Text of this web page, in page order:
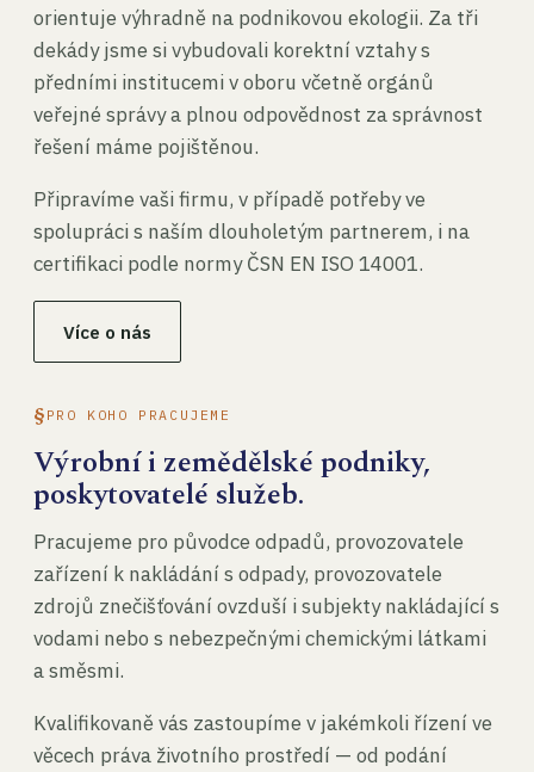
orientuje výhradně na podnikovou ekologii. Za tři
dekády jsme si vybudovali korektní vztahy s
předními institucemi v oboru včetně orgánů
veřejné správy a plnou odpovědnost za správnost
řešení máme pojištěnou.
Připravíme vaši firmu, v případě potřeby ve
spolupráci s naším dlouholetým partnerem, i na
certifikaci podle normy ČSN EN ISO 14001.
Více o nás
PRO KOHO PRACUJEME
Výrobní i zemědělské podniky,
poskytovatelé služeb.
Pracujeme pro původce odpadů, provozovatele
zařízení k nakládání s odpady, provozovatele
zdrojů znečišťování ovzduší i subjekty nakládající s
vodami nebo s nebezpečnými chemickými látkami
a směsmi.
Kvalifikovaně vás zastoupíme v jakémkoli řízení ve
věcech práva životního prostředí — od podání